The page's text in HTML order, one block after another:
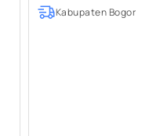
Kabupaten Bogor